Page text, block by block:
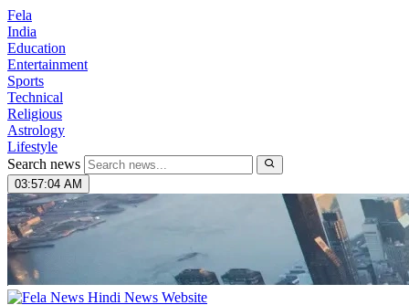
Fela
India
Education
Entertainment
Sports
Technical
Religious
Astrology
Lifestyle
Search news
03:57:05 AM